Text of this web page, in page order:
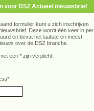
voor DSZ Actueel nieuwsbrief
formulier kunt u zich inschrijven
Deze wordt één keer in per
en bevat het laatste en meest
over de DSZ branche.
een * zijn verplicht.
*